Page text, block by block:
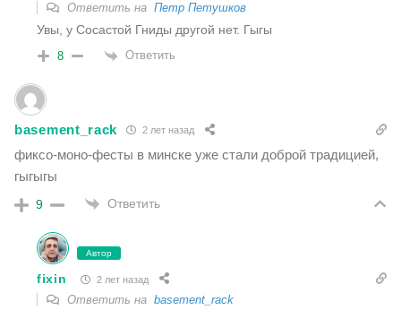
Ответить на Петр Петушков
Увы, у Сосастой Гниды другой нет. Гыгы
8 Ответить
basement_rack 2 лет назад
фиксо-моно-фесты в минске уже стали доброй традицией,
гыгыгы
9 Ответить
Автор
fixin 2 лет назад
Ответить на basement_rack